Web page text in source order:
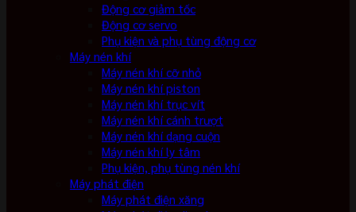
Động cơ giảm tốc
Động cơ servo
Phụ kiện và phụ tùng động cơ
Máy nén khí
Máy nén khí cỡ nhỏ
Máy nén khí piston
Máy nén khí trục vít
Máy nén khí cánh trượt
Máy nén khí dạng cuộn
Máy nén khí ly tâm
Phụ kiện, phụ tùng nén khí
Máy phát điện
Máy phát điện xăng